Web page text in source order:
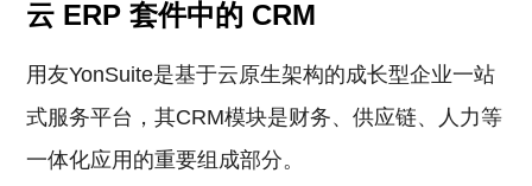
云 ERP 套件中的 CRM
用友YonSuite是基于云原生架构的成长型企业一站
式服务平台，其CRM模块是财务、供应链、人力等
一体化应用的重要组成部分。